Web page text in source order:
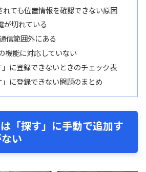
れても位置情報を確認できない原因
切れている
範囲外にある
機能に対応していない
に登録できないときのチェック表
に登録できない問題のまとめ
「探す」に手動で追加す
い